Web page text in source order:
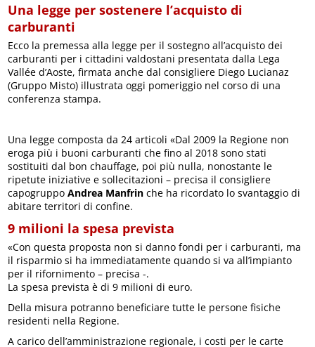
Una legge per sostenere l’acquisto di
carburanti
Ecco la premessa alla legge per il sostegno all’acquisto dei
carburanti per i cittadini valdostani presentata dalla Lega
Vallée d’Aoste, firmata anche dal consigliere Diego Lucianaz
(Gruppo Misto) illustrata oggi pomeriggio nel corso di una
conferenza stampa.
Una legge composta da 24 articoli «Dal 2009 la Regione non
eroga più i buoni carburanti che fino al 2018 sono stati
sostituiti dal bon chauffage, poi più nulla, nonostante le
ripetute iniziative e sollecitazioni – precisa il consigliere
capogruppoAndrea Manfrin che ha ricordato lo svantaggio di
abitare territori di confine.
9 milioni la spesa prevista
«Con questa proposta non si danno fondi per i carburanti, ma
il risparmio si ha immediatamente quando si va all’impianto
per il rifornimento – precisa -.
La spesa prevista è di 9 milioni di euro.
Della misura potranno beneficiare tutte le persone fisiche
residenti nella Regione.
A carico dell’amministrazione regionale, i costi per le carte